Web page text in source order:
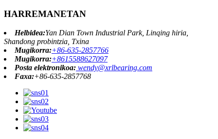
HARREMANETAN
Helbidea:Yan Dian Town Industrial Park, Linqing hiria,
Shandong probintzia, Txina
Mugikorra:+86-635-2857766
Mugikorra:+8615588627097
Posta elektronikoa: wendy@xrlbearing.com
Faxa:+86-635-2857768